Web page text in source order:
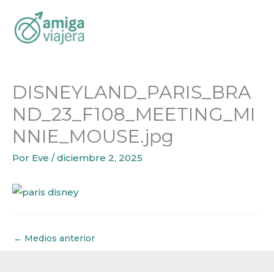
contenido
DISNEYLAND_PARIS_BRA
ND_23_F108_MEETING_MI
NNIE_MOUSE.jpg
Por Eve /diciembre 2, 2025
← Medios anterior